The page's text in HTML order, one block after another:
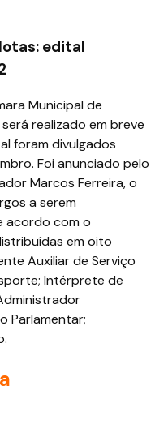
edital
Municipal de
realizado em breve
foram divulgados
Foi anunciado pelo
Marcos Ferreira, o
a serem
acordo com o
em oito
Auxiliar de Serviço
Intérprete de
Parlamentar;